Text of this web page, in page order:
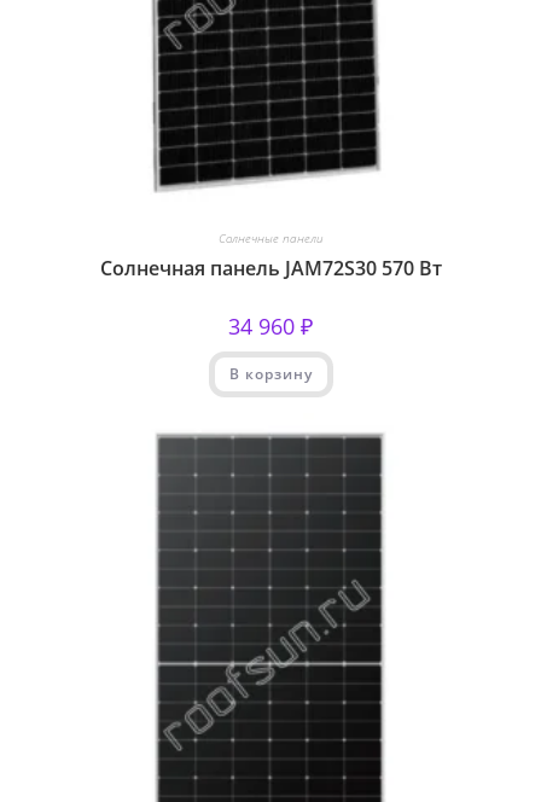
Солнечные панели
Солнечная панель JAM72S30 570 Вт
34 960 ₽
В корзину